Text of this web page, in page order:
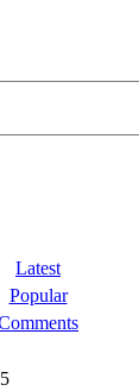
Latest
Popular